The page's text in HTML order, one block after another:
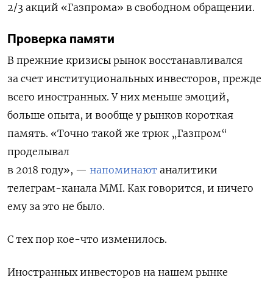
2/3 акций «Газпрома» в свободном обращении.
Проверка памяти
В прежние кризисы рынок восстанавливался
за счет институциональных инвесторов, прежде
всего иностранных. У них меньше эмоций,
больше опыта, и вообще у рынков короткая
память. «Точно такой же трюк „Газпром“
проделывал
в 2018 году», — напоминают аналитики
телеграм-канала MMI. Как говорится, и ничего
ему за это не было.
С тех пор кое-что изменилось.
Иностранных инвесторов на нашем рынке